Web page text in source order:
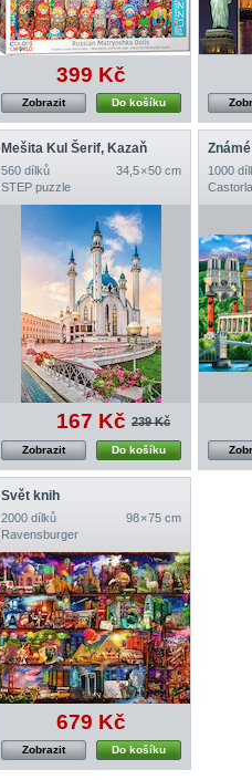
399 Kč
Do košíku
Zobrazit
Mešita Kul Šerif, Kazaň
560 dílků
34,5 × 50 cm
STEP puzzle
167 Kč 239 Kč
Do košíku
Zobrazit
1000
Svět knih
2000 dílků
98 × 75 cm
Ravensburger
679 Kč
Do košíku
Zobrazit